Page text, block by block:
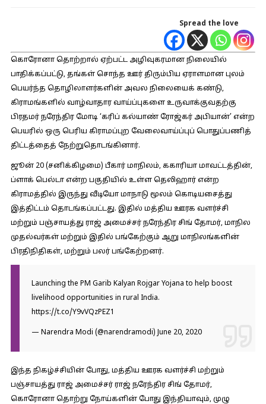
Spread the love
கொரோனா தொற்றால் ஏற்பட்ட அழிவுகரமான நிலையில்
பாதிக்கப்பட்டு, தங்கள் சொந்த ஊர் திரும்பிய ஏராளமான புலம்
பெயர்ந்த தொழிலாளர்களின் அவல நிலையைக் கண்டு,
கிராமங்களில் வாழ்வாதார வாய்ப்புகளை உருவாக்குவதற்கு
பிரதமர் நரேந்திர மோடி ‘கரிப் கல்யாண் ரோஜ்கர் அபியான்’ என்ற
பெயரில் ஒரு பெரிய கிராமப்புற வேலைவாய்ப்புப் பொதுப்பணித்
திட்டத்தைத் நேற்றுதொடங்கினார்.
ஜூன் 20 (சனிக்கிழமை) பீகார் மாநிலம், ககாரியா மாவட்டத்தின்,
ப்ளாக் பெல்டா என்ற பகுதியில் உள்ள தெலிஹார் என்ற
கிராமத்தில் இருந்து வீடியோ மாநாடு மூலம் கொடியசைத்து
இத்திட்டம் தொடங்கப்பட்டது. இதில் மத்திய ஊரக வளர்ச்சி
மற்றும் பஞ்சாயத்து ராஜ் அமைச்சர் நரேந்திர சிங் தோமர், மாநில
முதல்வர்கள் மற்றும் இதில் பங்கேற்கும் ஆறு மாநிலங்களின்
பிரதிநிதிகள், மற்றும் பலர் பங்கேற்றனர்.
Launching the PM Garib Kalyan Rojgar Yojana to help boost
livelihood opportunities in rural India.
https://t.co/Y9vVQzPEZ1
— Narendra Modi (@narendramodi) June 20, 2020
இந்த நிகழ்ச்சியின் போது, மத்திய ஊரக வளர்ச்சி மற்றும்
பஞ்சாயத்து ராஜ் அமைச்சர் ராஜ் நரேந்திர சிங் தோமர்,
கொரோனா தொற்று நோய்களின் போது இந்தியாவும், முழு